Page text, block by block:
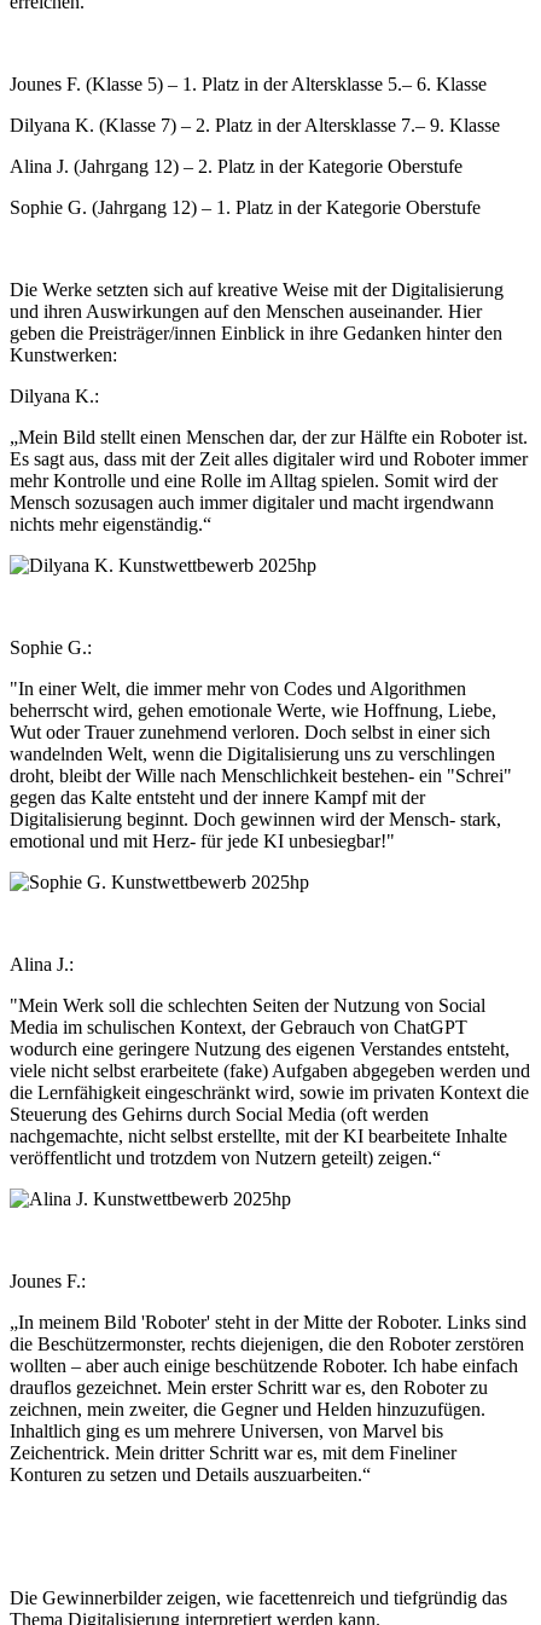
Jounes F. (Klasse 5) – 1. Platz in der Altersklasse 5.– 6. Klasse
Dilyana K. (Klasse 7) – 2. Platz in der Altersklasse 7.– 9. Klasse
Alina J. (Jahrgang 12) – 2. Platz in der Kategorie Oberstufe
Sophie G. (Jahrgang 12) – 1. Platz in der Kategorie Oberstufe
Die Werke setzten sich auf kreative Weise mit der Digitalisierung
und ihren Auswirkungen auf den Menschen auseinander. Hier
geben die Preisträger/innen Einblick in ihre Gedanken hinter den
Kunstwerken:
Dilyana K.:
„Mein Bild stellt einen Menschen dar, der zur Hälfte ein Roboter ist.
Es sagt aus, dass mit der Zeit alles digitaler wird und Roboter immer
mehr Kontrolle und eine Rolle im Alltag spielen. Somit wird der
Mensch sozusagen auch immer digitaler und macht irgendwann
nichts mehr eigenständig.“
Sophie G.:
"In einer Welt, die immer mehr von Codes und Algorithmen
beherrscht wird, gehen emotionale Werte, wie Hoffnung, Liebe,
Wut oder Trauer zunehmend verloren. Doch selbst in einer sich
wandelnden Welt, wenn die Digitalisierung uns zu verschlingen
droht, bleibt der Wille nach Menschlichkeit bestehen- ein "Schrei"
gegen das Kalte entsteht und der innere Kampf mit der
Digitalisierung beginnt. Doch gewinnen wird der Mensch- stark,
emotional und mit Herz- für jede KI unbesiegbar!"
Alina J.:
"Mein Werk soll die schlechten Seiten der Nutzung von Social
Media im schulischen Kontext, der Gebrauch von ChatGPT
wodurch eine geringere Nutzung des eigenen Verstandes entsteht,
viele nicht selbst erarbeitete (fake) Aufgaben abgegeben werden und
die Lernfähigkeit eingeschränkt wird, sowie im privaten Kontext die
Steuerung des Gehirns durch Social Media (oft werden
nachgemachte, nicht selbst erstellte, mit der KI bearbeitete Inhalte
veröffentlicht und trotzdem von Nutzern geteilt) zeigen.“
Jounes F.:
„In meinem Bild 'Roboter' steht in der Mitte der Roboter. Links sind
die Beschützermonster, rechts diejenigen, die den Roboter zerstören
wollten – aber auch einige beschützende Roboter. Ich habe einfach
drauflos gezeichnet. Mein erster Schritt war es, den Roboter zu
zeichnen, mein zweiter, die Gegner und Helden hinzuzufügen.
Inhaltlich ging es um mehrere Universen, von Marvel bis
Zeichentrick. Mein dritter Schritt war es, mit dem Fineliner
Konturen zu setzen und Details auszuarbeiten.“
Die Gewinnerbilder zeigen, wie facettenreich und tiefgründig das
Thema Digitalisierung interpretiert werden kann.